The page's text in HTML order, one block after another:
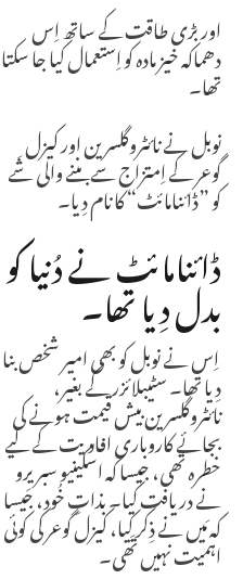
اور بڑی طاقت کے ساتھ اِس
دھماکہ خیز مادہ کو اِستعمال کیا جا سکتا
تھا۔
نوبل نے نائٹروگلسرین اور کیزل
گوعر کے اِمتزاج سے بننے والی شَے
کو ”ڈائنامائٹ“ کا نام دِیا۔
ڈائنامائٹ نے دُنیا کو
بدل دِیا تھا۔
اِس نے نوبل کو بھی امیر شخص بنا
دِیا تھا۔ سٹیبلائزر کے بغیر،
نائٹروگلسرین بیش قیمت ہونے کی
بجائے کاروباری افادیت کے لیے
خطرہ تھی، جیسا کہ اسکینیو سبریرو
نے دریافت کیا۔بذاتِ خُود، جَیسا
کہ مَیں نے ذِکر کِیا، کیزل گوعر کی کوئی
اہمیت نہیں تھی۔